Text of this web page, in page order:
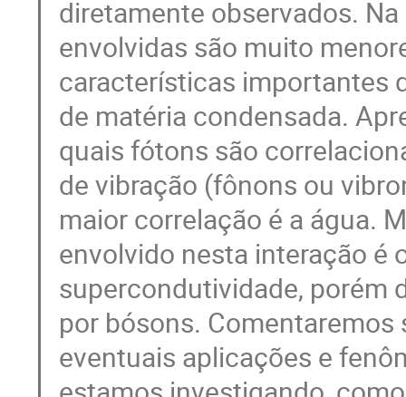
diretamente observados.
envolvidas são muito
características importantes
de matéria condensada.
quais fótons são
de vibração (fônons ou
maior correlação é a água.
envolvido nesta interação é
supercondutividade, porém
por bósons.
eventuais aplicações e